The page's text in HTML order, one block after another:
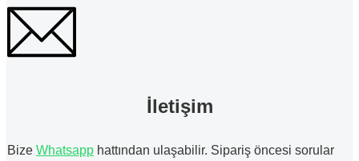
İletişim
Bize Whatsapp hattından ulaşabilir. Sipariş öncesi sorular